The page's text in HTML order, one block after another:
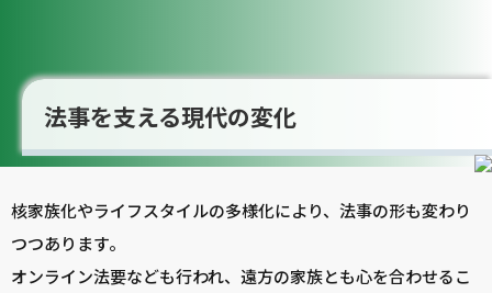
法事を支える現代の変化
核家族化やライフスタイルの多様化により、法事の形も変わり
つつあります。
オンライン法要なども行われ、遠方の家族とも心を合わせるこ